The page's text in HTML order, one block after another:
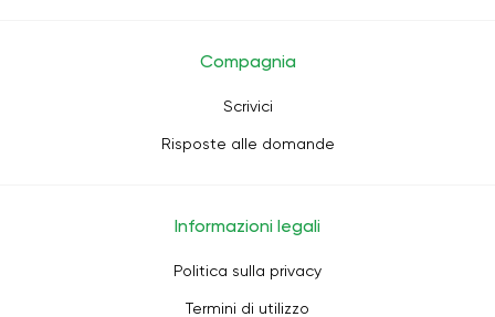
Compagnia
Scrivici
Risposte alle domande
Informazioni legali
Politica sulla privacy
Termini di utilizzo